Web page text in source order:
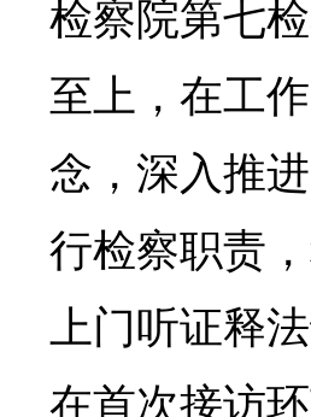
检察院第七
至上，在工
念，深入推
行检察职责
上门听证释
在首次接访